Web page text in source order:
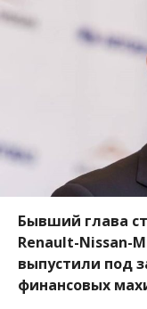
Бывший глава
Renault-Nissan-
выпустили под
финансовых